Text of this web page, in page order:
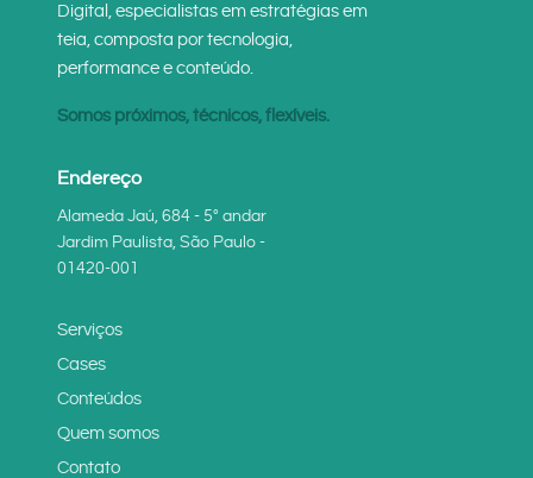
Digital, especialistas em estratégias em
teia, composta por tecnologia,
performance e conteúdo.
Somos próximos, técnicos, flexíveis.
Endereço
Alameda Jaú, 684 - 5° andar
Jardim Paulista, São Paulo -
01420-001
Serviços
Cases
Conteúdos
Quem somos
Contato